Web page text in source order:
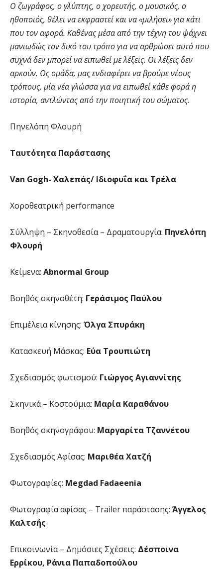
Ο ζωγράφος, ο γλύπτης, ο χορευτής, ο μουσικός, ο
ηθοποιός, θέλει να εκφραστεί και να «μιλήσει» για κάτι
που τον αφορά. Καθένας μέσα από την τέχνη του ψάχνει
μανιωδώς τον δικό του τρόπο για να αρθρώσει αυτό που
συχνά δεν μπορεί να ειπωθεί με λέξεις. Οι λέξεις δεν
αρκούν. Ως ομάδα, μας ενδιαφέρει να βρούμε νέους
τρόπους, μία νέα γλώσσα για να ειπωθεί κάθε φορά η
ιστορία, αντλώντας από την ποιητική του σώματος.
Πηνελόπη Φλουρή
Ταυτότητα Παράστασης
Van Gogh- Χαλεπάς/ Ιδιοφυΐα και Τρέλα
Χοροθεατρική performance
Σύλληψη – Σκηνοθεσία – Δραματουργία: Πηνελόπη
Φλουρή
Κείμενα: Abnormal Group
Βοηθός σκηνοθέτη: Γεράσιμος Παύλου
Επιμέλεια κίνησης: Όλγα Σπυράκη
Κατασκευή Μάσκας: Εύα Τρουπιώτη
Σχεδιασμός φωτισμού: Γιώργος Αγιαννίτης
Σκηνικά – Κοστούμια: Μαρία Καραθάνου
Βοηθός σκηνογράφου: Μαργαρίτα Τζαννέτου
Σχεδιασμός Αφίσας: Μαριθέα Χατζή
Φωτογραφίες: Megdad Fadaeenia
Φωτογραφία αφίσας – Trailer παράστασης: Άγγελος
Καλτσής
Επικοινωνία – Δημόσιες Σχέσεις: Δέσποινα
Ερρίκου, Ράνια Παπαδοπούλου